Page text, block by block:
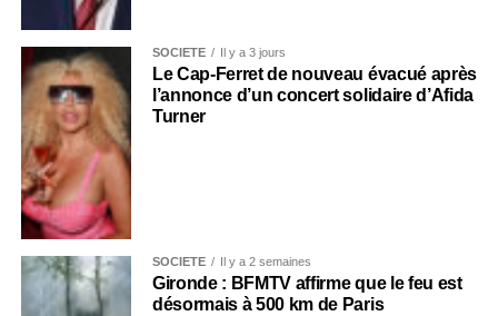
SOCIÉTÉ Il y a 3 jours
Le Cap-Ferret de nouveau évacué après
l’annonce d’un concert solidaire d’Afida
Turner
SOCIÉTÉ Il y a 2 semaines
Gironde : BFMTV affirme que le feu est
désormais à 500 km de Paris